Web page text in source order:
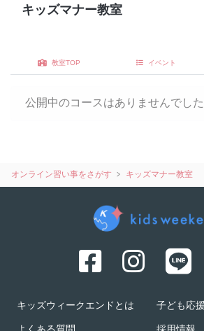
キッズマナー教室
教室TOP イベント
公開中のコースはありませんでした
オンライン習い事をさがす キッズマナー教室
キッズウィークエンドとは
子ども応